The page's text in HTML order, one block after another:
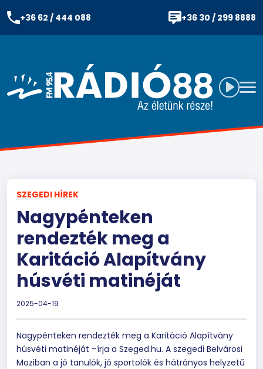
+36 62 / 444 088 +36 30 / 299 8888
SZEGEDI HÍREK
Nagypénteken
rendezték meg a
Karitáció Alapítvány
húsvéti matinéját
2025-04-19
Nagypénteken rendezték meg a Karitáció Alapítvány
húsvéti matinéját –írja a Szeged.hu. A szegedi Belvárosi
Moziban a jó tanulók, jó sportolók és hátrányos helyzetű